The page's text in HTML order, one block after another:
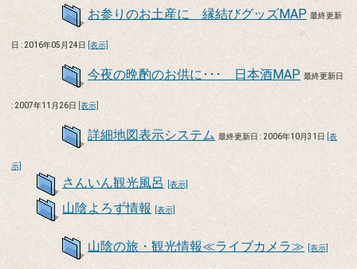
お参りのお土産に 縁結びグッズMAP 最終更新
日 : 2016年05月24日 [表示]
今夜の晩酌のお供に･･･ 日本酒MAP 最終更新日
: 2007年11月26日 [表示]
詳細地図表示システム 最終更新日 : 2006年10月31日 [表
示]
さんいん観光風呂 [表示]
山陰よろず情報 [表示]
山陰の旅・観光情報≪ライブカメラ≫ [表示]